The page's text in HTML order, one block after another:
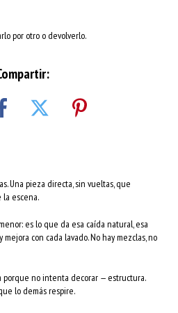
por otro o devolverlo.
Una pieza directa, sin vueltas, que
escena.
es lo que da esa caída natural, esa
con cada lavado. No hay mezclas, no
porque no intenta decorar — estructura.
lo demás respire.